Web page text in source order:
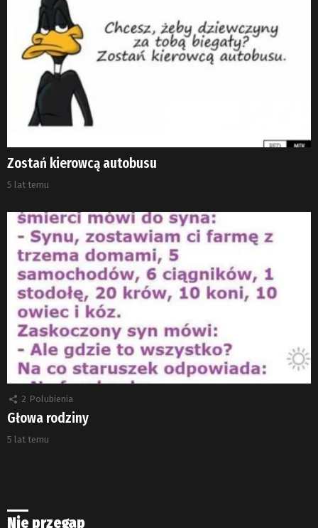
Zostań kierowcą autobusu
5 lat temu
2 Polubienia
Głowa rodziny
5 lat temu
Nie przegap